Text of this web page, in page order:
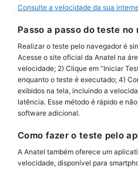
Consulte a velocidade da sua
Passo a passo do teste no
Realizar o teste pelo navegador é
Acesse o site oficial da Anatel na
velocidade; 2) Clique em “Iniciar
enquanto o teste é executado; 4)
exibidos na tela, incluindo a
latência. Esse método é rápido e
software adicional.
Como fazer o teste pelo
A Anatel também oferece um
velocidade, disponível para